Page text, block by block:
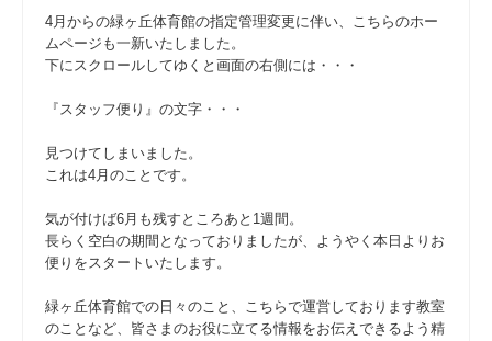
4月からの緑ヶ丘体育館の指定管理変更に伴い、こちらのホー
ムページも一新いたしました。
下にスクロールしてゆくと画面の右側には・・・
『スタッフ便り』の文字・・・
見つけてしまいました。
これは4月のことです。
気が付けば6月も残すところあと1週間。
長らく空白の期間となっておりましたが、ようやく本日よりお
便りをスタートいたします。
緑ヶ丘体育館での日々のこと、こちらで運営しております教室
のことなど、皆さまのお役に立てる情報をお伝えできるよう精